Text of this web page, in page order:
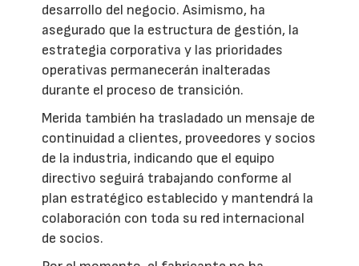
desarrollo del negocio. Asimismo, ha
asegurado que la estructura de gestión, la
estrategia corporativa y las prioridades
operativas permanecerán inalteradas
durante el proceso de transición.
Merida también ha trasladado un mensaje de
continuidad a clientes, proveedores y socios
de la industria, indicando que el equipo
directivo seguirá trabajando conforme al
plan estratégico establecido y mantendrá la
colaboración con toda su red internacional
de socios.